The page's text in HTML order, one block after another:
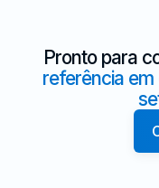
Pronto para
referência